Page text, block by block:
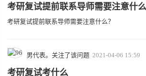
考研复试提前联系导师需要注意什
考研复试提前联系导师需要注意什么？
男代表。关注了该问题 2021-04-06 15:59
考研复试考什么